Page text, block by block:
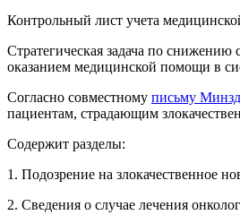
Контрольный лист учета
Стратегическая задача по снижению
оказанием медицинской помощи в
Согласно совместному письму
пациентам, страдающим
Содержит разделы:
1. Подозрение на злокачественное
2. Сведения о случае лечения